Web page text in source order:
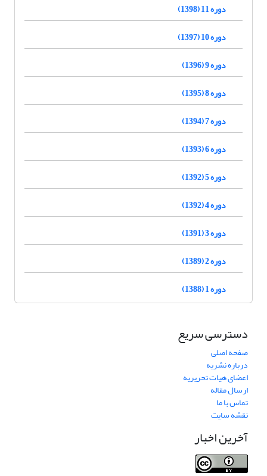
دوره 11 (1398)
دوره 10 (1397)
دوره 9 (1396)
دوره 8 (1395)
دوره 7 (1394)
دوره 6 (1393)
دوره 5 (1392)
دوره 4 (1392)
دوره 3 (1391)
دوره 2 (1389)
دوره 1 (1388)
دسترسی سریع
صفحه اصلی
درباره نشریه
اعضای هیات تحریریه
ارسال مقاله
تماس با ما
نقشه سایت
آخرین اخبار